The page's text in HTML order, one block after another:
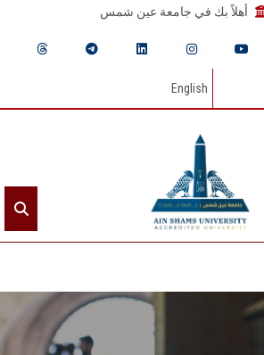
أهلاً بك في جامعة عين شمس
English
الرئيسيـة